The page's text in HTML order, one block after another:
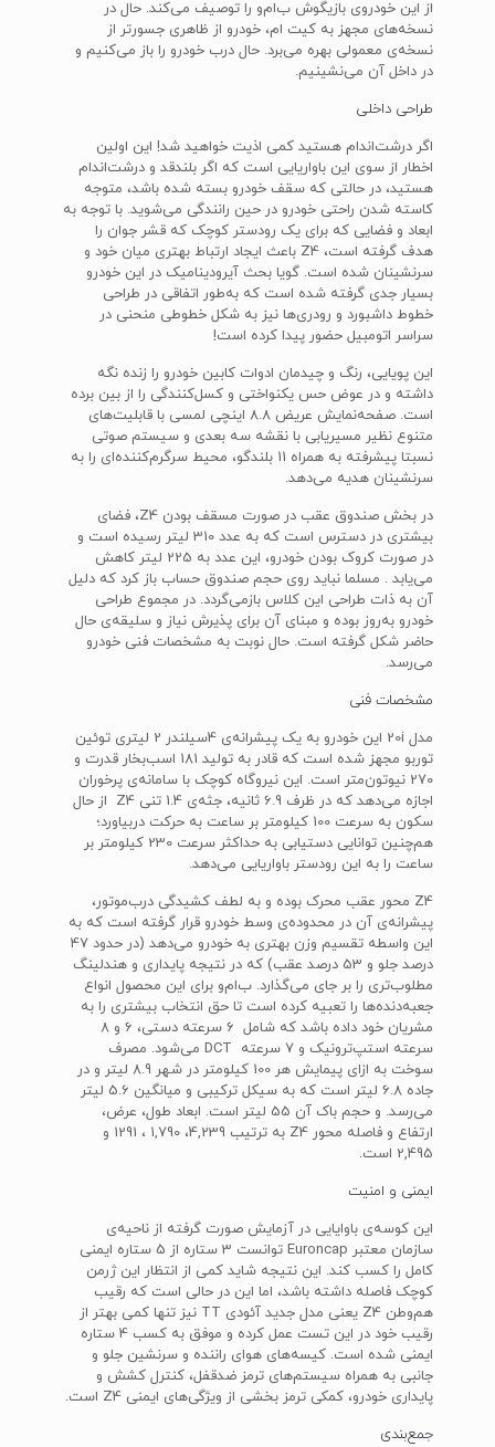
از این خودروی بازیگوش ب‌ام‌و را توصیف می‌کند. حال در
نسخه‌های مجهز به کیت ام، خودرو از ظاهری جسورتر از
نسخه‌ی معمولی بهره می‌برد. حال درب خودرو را باز می‌کنیم و
در داخل آن می‌نشینیم.
طراحی داخلی
اگر درشت‌اندام هستید کمی اذیت خواهید شد! این اولین
اخطار از سوی این باواریایی است که اگر بلند‌قد و درشت‌اندام
هستید، در حالتی که سقف خودرو بسته شده باشد، متوجه
کاسته شدن راحتی خودرو در حین رانندگی می‌شوید. با توجه به
ابعاد و فضایی که برای یک رودستر کوچک که قشر جوان را
هدف گرفته است، Z4 باعث ایجاد ارتباط بهتری میان خود و
سرنشینان شده است. گویا بحث آیرودینامیک در این خودرو
بسیار جدی گرفته شده است که به‌طور اتفاقی در طراحی
خطوط داشبورد و رودری‌ها نیز به شکل خطوطی منحنی در
سراسر اتومبیل حضور پیدا کرده است!
این پویایی، رنگ و چیدمان ادوات کابین خودرو را زنده نگه
داشته و در عوض حس یکنواختی و کسل‌کنندگی را از بین برده
است. صفحه‌نمایش عریض 8.8 اینچی لمسی با قابلیت‌‌های
متنوع نظیر مسیریابی با نقشه سه بعدی و سیستم‌ صوتی
نسبتا پیشرفته به همراه 11 بلندگو، محیط سرگرم‌کننده‌ای را به
سرنشینان هدیه می‌دهد.
در بخش صندوق عقب در صورت مسقف بودن Z4، فضای
بیشتری در دسترس است که به عدد 310 لیتر رسیده است و
در صورت کروک بودن خودرو، این عدد به 225 لیتر کاهش
می‌یابد . مسلما نباید روی حجم صندوق حساب باز کرد که دلیل
آن به ذات طراحی این کلاس بازمی‌گردد. در مجموع طراحی
خودرو به‌روز بوده و مبنای آن برای پذیرش نیاز و سلیقه‌ی حال
حاضر شکل گرفته است. حال نوبت به مشخصات فنی خودرو
می‌رسد.
مشخصات فنی
مدل 20i این خودرو به یک پیشرانه‌ی 4سیلندر 2 لیتری توئین
‌توربو مجهز شده است که قادر به تولید 181 اسب‌بخار قدرت و
270 نیوتون‌متر است. این نیروگاه کوچک با سامانه‌ی پرخوران
اجازه می‌دهد که در ظرف 6.9 ثانیه، جثه‌ی 1.4 تنی Z4 از حال
سکون به سرعت 100 کیلومتر بر ساعت به حرکت دربیاورد؛
هم‌چنین توانایی دستیابی به حداکثر سرعت 230 کیلومتر بر
ساعت را به این رودستر باواریایی می‌دهد.
Z4 محور عقب محرک بوده و به لطف کشیدگی درب‌موتور،
پیشرانه‌ی آن در محدوده‌ی وسط خودرو قرار گرفته است که به
این واسطه تقسیم وزن بهتری به خودرو می‌دهد (در حدود 47
درصد جلو و 53 درصد عقب) که در نتیجه پایداری و هندلینگ
مطلوب‌تری را بر جای می‌گذارد. ب‌ام‌و برای این محصول انواع
جعبه‌دنده‌ها را تعبیه کرده است تا حق انتخاب بیشتری را به
مشریان خود داده باشد که شامل 6 سرعته دستی، 6 و 8
سرعته استپ‌ترونیک و 7 سرعته DCT می‌شود. مصرف
سوخت به ازای پیمایش هر 100 کیلومتر در شهر 8.9 لیتر و در
جاده 6.8 لیتر است که به سیکل ترکیبی و میانگین 5.6 لیتر
می‌رسد. و حجم باک آن 55 لیتر است. ابعاد طول، عرض،
ارتفاع و فاصله محور Z4 به ترتیب 4,239، 1,790 ، 1291 و
2,495 است.
ایمنی و امنیت
این کوسه‌ی باوایایی در آزمایش صورت گرفته از ناحیه‌ی
سازمان معتبر Euroncap توانست 3 ستاره از 5 ستاره ایمنی
کامل را کسب کند. این نتیجه شاید کمی از انتظار این ژرمن
کوچک فاصله داشته باشد، اما این در حالی است که رقیب
هم‌وطن Z4 یعنی مدل جدید آئودی TT نیز تنها کمی بهتر از
رقیب خود در این تست عمل کرده و موفق به کسب 4 ستاره
ایمنی شده است. کیسه‌های هوای راننده و سرنشین جلو و
جانبی به همراه سیستم‌های ترمز ضدقفل، کنترل کشش و
پایداری خودرو، کمکی ترمز بخشی از ویژگی‌های ایمنی Z4 است.
جمع‌بندی